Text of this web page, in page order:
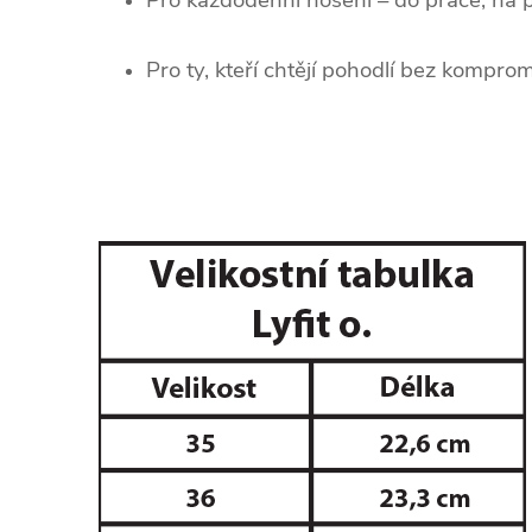
Pro ty, kteří chtějí pohodlí bez